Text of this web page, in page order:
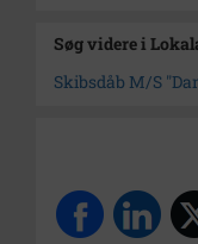
Søg videre i
Skibsdåb M/S